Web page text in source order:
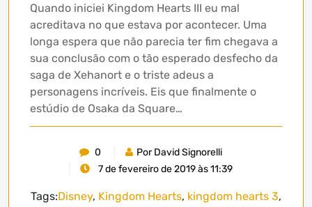
Quando iniciei Kingdom Hearts III eu mal
acreditava no que estava por acontecer. Uma
longa espera que não parecia ter fim chegava a
sua conclusão com o tão esperado desfecho da
saga de Xehanort e o triste adeus a
personagens incríveis. Eis que finalmente o
estúdio de Osaka da Square…
0
Por David Signorelli
7 de fevereiro de 2019 às 11:39
Tags:Disney, Kingdom Hearts, kingdom hearts 3,